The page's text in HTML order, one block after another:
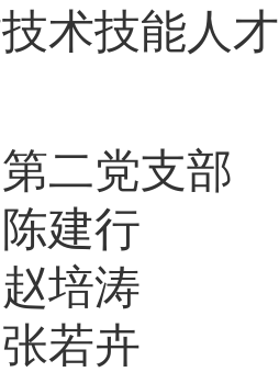
术技能人
二党支部
建行
培涛
若卉